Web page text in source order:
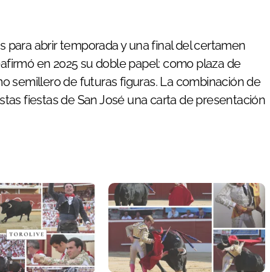
abrir temporada y una final del certamen
en 2025 su doble papel: como plaza de
semillero de futuras figuras. La combinación de
fiestas de San José una carta de presentación